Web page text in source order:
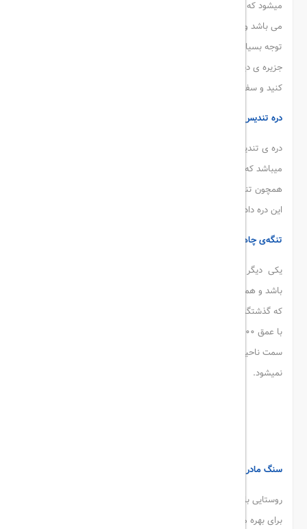
میشود که به دلیل موقعیت جغرافیایی خاص، مرکز دفاعی جنوب کشور
می باشد و با خانه ها و بناهای زیبا با معماری خاص و بی نظیر، مورد
توجه بسیاری از گردشگران میباشد. با
جزیره ی دیدنی، میتوانید شبی رویایی را در این بندر تاریخی و زیبا تجربه
کنید و سفری فراموش نشدنی را در تمام طول عمر خود تجربه کنید.
دره تندیس ها
دره ی تندیس ها جاذبه ای دیگر از صدها جاذبه ی جزیره ی زیبای قشم
میباشد که تپه ها و سنگ ها با گذشت زمان در اثر فرسایش به اشکالی
همچون تندیس تبدیل شده اند و زیبایی و جذابیت منحصر به فردی را به
این دره داده اند.
تنگه‌ی چاهکوه قشم
یکی دیگر از مناطق مهم گردشگری جزیره قشم، تنگه ی چاهکوه می
باشد و همانطور که از نام آن پیداست در این تنگه چاه هایی وجود دارد
که گذشتگان آنها را برای ذخیره ی آب باران حفر کرده بوده اند. این تنگه
سمت ناحیه جنوبی آن، آنقدر تنگ میشود که عملاً آسمانی دیده
نمیشود.
سنگ مادر و دختر
روستایی با سنگی افسانه ای و داستانی که دارد، میتواند مقصدی دیگر
برای بهره مندی از جاذبه های ارزشمند و حیرت انگیز قشم باشد.